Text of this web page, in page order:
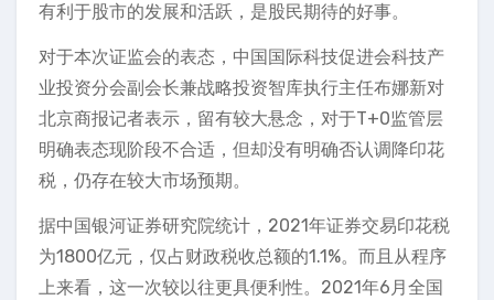
有利于股市的发展和活跃，是股民期待的好事。
对于本次证监会的表态，中国国际科技促进会科技产
业投资分会副会长兼战略投资智库执行主任布娜新对
北京商报记者表示，留有较大悬念，对于T+0监管层
明确表态现阶段不合适，但却没有明确否认调降印花
税，仍存在较大市场预期。
据中国银河证券研究院统计，2021年证券交易印花税
为1800亿元，仅占财政税收总额的1.1%。而且从程序
上来看，这一次较以往更具便利性。2021年6月全国